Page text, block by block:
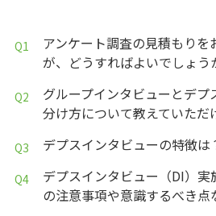
アンケート調査の見積もりを
が、どうすればよいでしょう
グループインタビューとデ
分け方について教えていただ
デプスインタビューの特徴は
デプスインタビュー（DI）実
の注意事項や意識するべき点